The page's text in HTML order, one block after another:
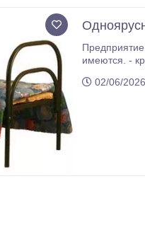
имеются. -
02/06/2026